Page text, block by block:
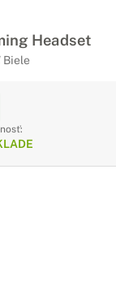
Headset
Biele